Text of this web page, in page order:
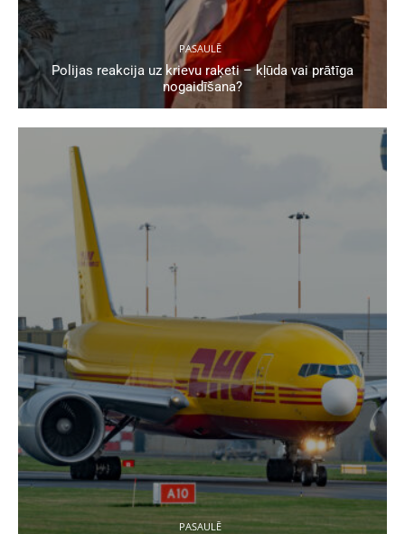
PASAULĒ
Polijas reakcija uz krievu raķeti – kļūda vai prātīga
nogaidīšana?
PASAULĒ